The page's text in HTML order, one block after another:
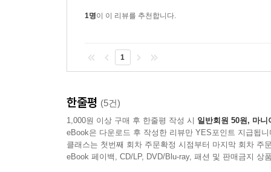
1명이 이 리뷰를 추천합니다.
1
한줄평 (5건)
1,000원 이상 구매 후 한줄평 작성 시 일반회원 50원, 마니
eBook은 다운로드 후 작성한 리뷰만 YES포인트 지급됩니
클래스는 첫번째 회차 주문확정 시점부터 마지막 회차 주
eBook 페이백, CD/LP, DVD/Blu-ray, 패션 및 판매금지 상